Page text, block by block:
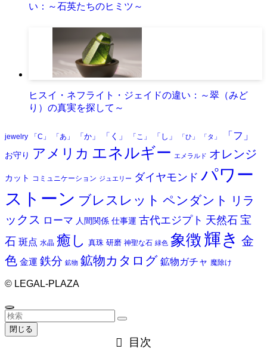
い：～石英たちのヒミツ～
ヒスイ・ネフライト・ジェイドの違い：～翠（みど
り）の真実を探して～
jewelry 「C」 「あ」 「か」 「く」 「こ」 「し」 「ひ」 「タ」 「フ」
お守り アメリカ エネルギー エメラルド オレンジ
カット コミュニケーション ジュエリー ダイヤモンド パワー
ストーン ブレスレット ペンダント
リラ
ックス ローマ 人間関係 仕事運 古代エジプト 天然石 宝
石 斑点 水晶 癒し 真珠 研磨 神聖な石 緑色 象徴 輝き 金
色 金運 鉄分 鉱物 鉱物カタログ 鉱物ガチャ 魔除け
© LEGAL-PLAZA
閉じる
目次